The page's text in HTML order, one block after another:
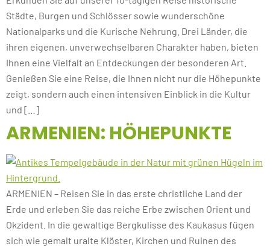
Städte, Burgen und Schlösser sowie wunderschöne
Nationalparks und die Kurische Nehrung. Drei Länder, die
ihren eigenen, unverwechselbaren Charakter haben, bieten
Ihnen eine Vielfalt an Entdeckungen der besonderen Art.
Genießen Sie eine Reise, die Ihnen nicht nur die Höhepunkte
zeigt, sondern auch einen intensiven Einblick in die Kultur
und […]
ARMENIEN: HÖHEPUNKTE
ARMENIEN – Reisen Sie in das erste christliche Land der
Erde und erleben Sie das reiche Erbe zwischen Orient und
Okzident. In die gewaltige Bergkulisse des Kaukasus fügen
sich wie gemalt uralte Klöster, Kirchen und Ruinen des